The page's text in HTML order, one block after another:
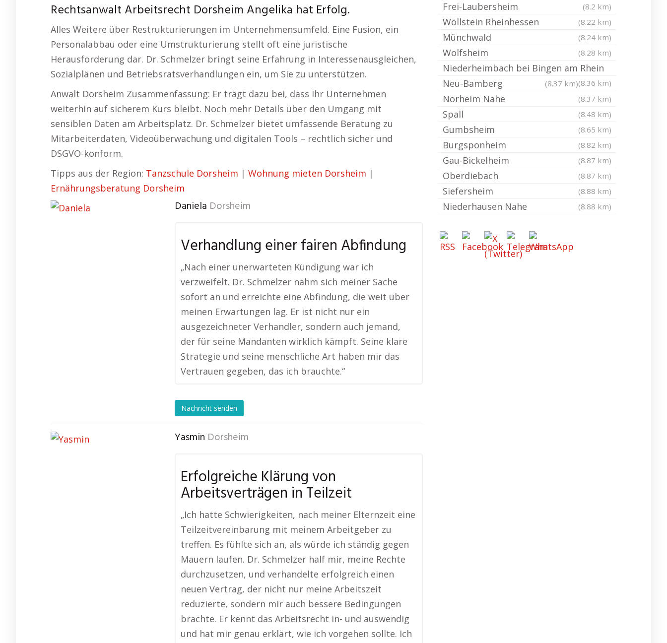
Rechtsanwalt Arbeitsrecht Dorsheim Angelika hat Erfolg.
Alles Weitere über Restrukturierungen im Unternehmensumfeld. Eine Fusion, ein
Personalabbau oder eine Umstrukturierung stellt oft eine juristische
Herausforderung dar. Dr. Schmelzer bringt seine Erfahrung in Interessenausgleichen,
Sozialplänen und Betriebsratsverhandlungen ein, um Sie zu unterstützen.
Anwalt Dorsheim Zusammenfassung: Er trägt dazu bei, dass Ihr Unternehmen
weiterhin auf sicherem Kurs bleibt. Noch mehr Details über den Umgang mit
sensiblen Daten am Arbeitsplatz. Dr. Schmelzer bietet umfassende Beratung zu
Mitarbeiterdaten, Videoüberwachung und digitalen Tools – rechtlich sicher und
DSGVO-konform.
Tipps aus der Region: Tanzschule Dorsheim | Wohnung mieten Dorsheim |
Ernährungsberatung Dorsheim
Daniela Dorsheim
Verhandlung einer fairen Abfindung
„Nach einer unerwarteten Kündigung war ich
verzweifelt. Dr. Schmelzer nahm sich meiner Sache
sofort an und erreichte eine Abfindung, die weit über
meinen Erwartungen lag. Er ist nicht nur ein
ausgezeichneter Verhandler, sondern auch jemand,
der für seine Mandanten wirklich kämpft. Seine klare
Strategie und seine menschliche Art haben mir das
Vertrauen gegeben, das ich brauchte.“
Nachricht senden
Yasmin Dorsheim
Erfolgreiche Klärung von
Arbeitsverträgen in Teilzeit
„Ich hatte Schwierigkeiten, nach meiner Elternzeit eine
Teilzeitvereinbarung mit meinem Arbeitgeber zu
treffen. Es fühlte sich an, als würde ich ständig gegen
Mauern laufen. Dr. Schmelzer half mir, meine Rechte
durchzusetzen, und verhandelte erfolgreich einen
neuen Vertrag, der nicht nur meine Arbeitszeit
reduzierte, sondern mir auch bessere Bedingungen
brachte. Er kennt das Arbeitsrecht in- und auswendig
und hat mir genau erklärt, wie ich vorgehen sollte. Ich
Frei-Laubersheim (8.2 km)
Wöllstein Rheinhessen (8.22 km)
Münchwald (8.24 km)
Wolfsheim (8.28 km)
Niederheimbach bei Bingen am Rhein
(8.36 km)
Neu-Bamberg (8.37 km)
Norheim Nahe (8.37 km)
Spall (8.48 km)
Gumbsheim (8.65 km)
Burgsponheim (8.82 km)
Gau-Bickelheim (8.87 km)
Oberdiebach (8.87 km)
Siefersheim (8.88 km)
Niederhausen Nahe (8.88 km)